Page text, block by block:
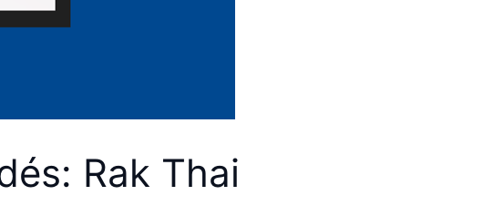
Rak Thai